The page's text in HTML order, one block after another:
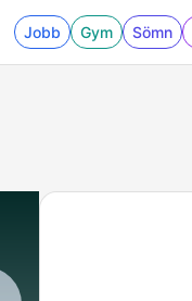
Jobb Gym Sömn